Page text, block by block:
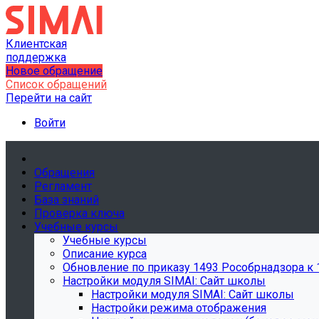
Клиентская
поддержка
Новое обращение
Список обращений
Перейти на сайт
Войти
Обращения
Регламент
База знаний
Проверка ключа
Учебные курсы
Учебные курсы
Описание курса
Обновление по приказу 1493 Рособрнадзора к
Настройки модуля SIMAI: Сайт школы
Настройки модуля SIMAI: Сайт школы
Настройки режима отображения